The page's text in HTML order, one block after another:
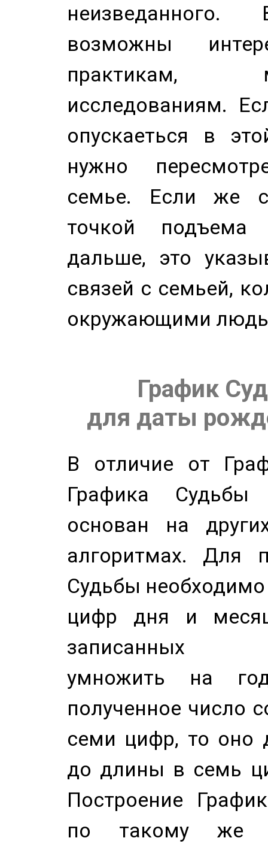
возможны
практикам,
исследованиям.
опускаеться в
нужно
семье. Если же
точкой
дальше, это
связей с семьей,
окружающими
График
для даты
В отличие от
Графика
основан на
алгоритмах. Для
Судьбы
цифр дня и
записанных
умножить на
полученное число
семи цифр, то оно
до длины в семь
Построение
по такому же